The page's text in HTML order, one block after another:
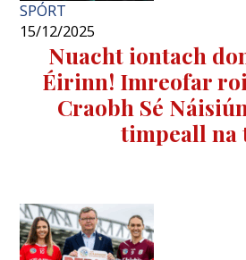
SPÓRT
15/12/2025
Nuacht iontach
Éirinn! Imreofar
Craobh Sé
timpeall na